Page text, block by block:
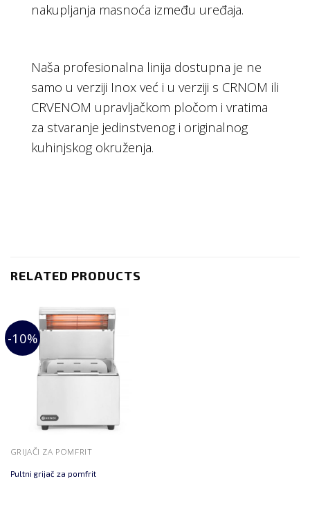
nakupljanja masnoća između uređaja.
Naša profesionalna linija dostupna je ne
samo u verziji Inox već i u verziji s CRNOM ili
CRVENOM upravljačkom pločom i vratima
za stvaranje jedinstvenog i originalnog
kuhinjskog okruženja.
RELATED PRODUCTS
-10%
GRIJAČI ZA POMFRIT
Pultni grijač za pomfrit